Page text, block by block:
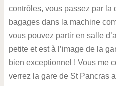
contrôles, vous passez par la
bagages dans la machine
vous pouvez partir en salle
petite et est à l’image de la
bien exceptionnel ! Vous me
verrez la gare de St Pancras